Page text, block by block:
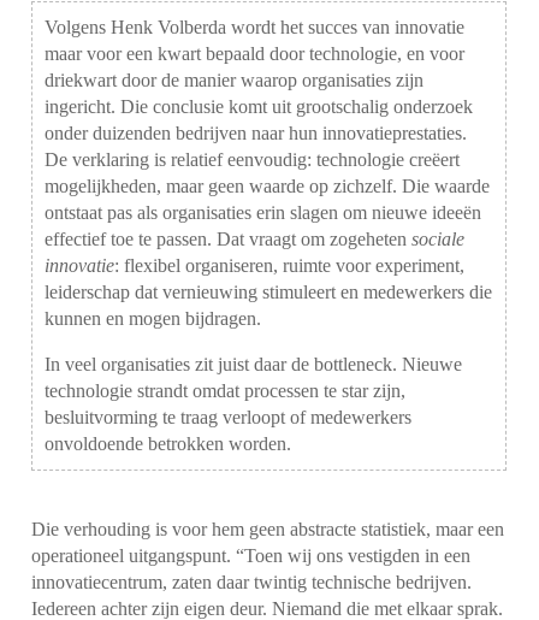
Volgens Henk Volberda wordt het succes van innovatie
maar voor een kwart bepaald door technologie, en voor
driekwart door de manier waarop organisaties zijn
ingericht. Die conclusie komt uit grootschalig onderzoek
onder duizenden bedrijven naar hun innovatieprestaties.
De verklaring is relatief eenvoudig: technologie creëert
mogelijkheden, maar geen waarde op zichzelf. Die waarde
ontstaat pas als organisaties erin slagen om nieuwe ideeën
effectief toe te passen. Dat vraagt om zogehetensociale
innovatie: flexibel organiseren, ruimte voor experiment,
leiderschap dat vernieuwing stimuleert en medewerkers die
kunnen en mogen bijdragen.
In veel organisaties zit juist daar de bottleneck. Nieuwe
technologie strandt omdat processen te star zijn,
besluitvorming te traag verloopt of medewerkers
onvoldoende betrokken worden.
Die verhouding is voor hem geen abstracte statistiek, maar een
operationeel uitgangspunt. “Toen wij ons vestigden in een
innovatiecentrum, zaten daar twintig technische bedrijven.
Iedereen achter zijn eigen deur. Niemand die met elkaar sprak.